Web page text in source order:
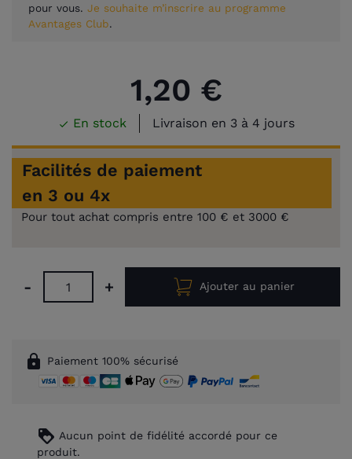
pour vous. Je souhaite m’inscrire au programme
Avantages Club.
1,20 €
 En stock Livraison en 3 à 4 jours
Facilités de paiement
en 3 ou 4x
Pour tout achat compris entre 100 € et 3000 €
- + Ajouter au panier
lock Paiement 100% sécurisé
loyalty Aucun point de fidélité accordé pour ce
produit.